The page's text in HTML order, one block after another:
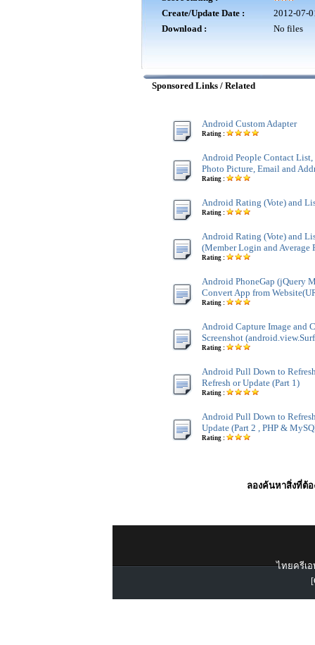
Create/Update Date :
2012-07-
Download :
No files
Sponsored Links / Related
Android Custom Adapter
Rating :
Android People Contact List,
Photo Picture, Email and
Rating :
Android Rating (Vote) and
Rating :
Android Rating (Vote) and
(Member Login and Average
Rating :
Android PhoneGap (jQuery
Convert App from
Rating :
Android Capture Image and
Screenshot
Rating :
Android Pull Down to
Refresh or Update (Part 1)
Rating :
Android Pull Down to
Update (Part 2 , PHP &
Rating :
ลองค้นหาสิ่งที่ต้อ
ไทยครีเอ
[